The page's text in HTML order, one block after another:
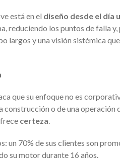
está en el diseño desde el día
reduciendo los puntos de falla
largos y una visión sistémica
que su enfoque no es
o de una operación
certeza.
un 70% de sus clientes son
su motor durante 16 años.